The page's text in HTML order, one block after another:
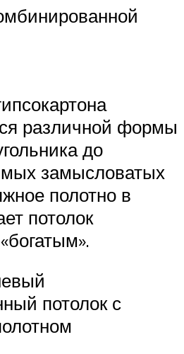
различной формы
до
замысловатых
полотно в
потолок
потолок с